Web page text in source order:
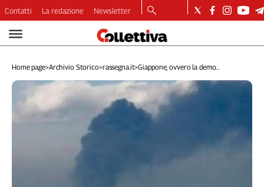
Video
Dirette
Longform
Copertine
Contatti La redazione Newsletter
Home page>Archivio Storico>rassegna.it>Giappone, ovvero la demo...